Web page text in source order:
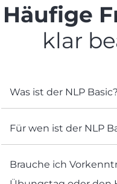
Häufige
klar
Was ist der NLP Basic?
Für wen ist der NLP
Brauche ich